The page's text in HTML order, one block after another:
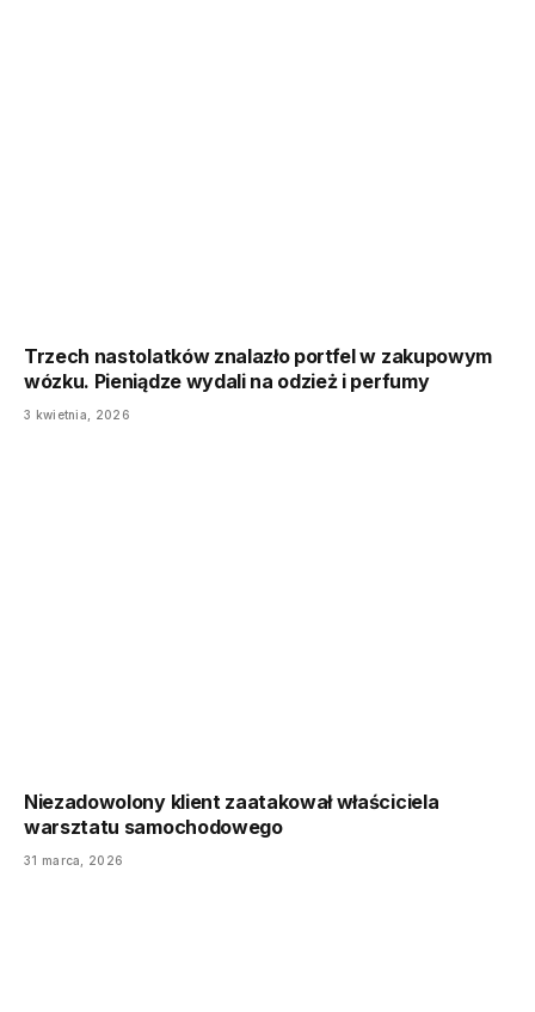
Trzech nastolatków znalazło portfel w zakupowym
wózku. Pieniądze wydali na odzież i perfumy
3 kwietnia, 2026
Niezadowolony klient zaatakował właściciela
warsztatu samochodowego
31 marca, 2026